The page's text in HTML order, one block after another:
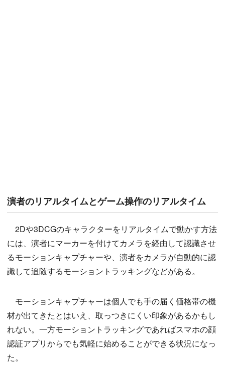
演者のリアルタイムとゲーム操作のリアルタイム
2Dや3DCGのキャラクターをリアルタイムで動かす方法
には、演者にマーカーを付けてカメラを経由して認識させ
るモーションキャプチャーや、演者をカメラが自動的に認
識して追随するモーショントラッキングなどがある。
モーションキャプチャーは個人でも手の届く価格帯の機
材が出てきたとはいえ、取っつきにくい印象があるかもし
れない。一方モーショントラッキングであればスマホの顔
認証アプリからでも気軽に始めることができる状況になっ
た。